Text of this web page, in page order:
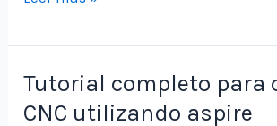
realizar
proceso
de
Tutorial completo para
CNC utilizando aspire